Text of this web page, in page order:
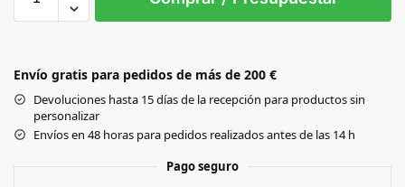
BOTTLE GREEN
BRIGHT ROYAL
Envío gratis para pedidos de más de 200 €
Devoluciones hasta 15 días de la recepción para productos sin
personalizar
Envíos en 48 horas para pedidos realizados antes de las 14 h
Pago seguro